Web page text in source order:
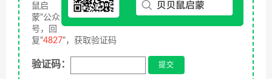
鼠启
蒙"公众
号，回
复"4827"，获取验证码
验证码：